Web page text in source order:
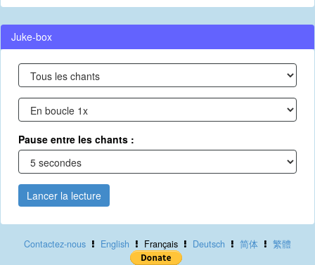
Juke-box
Pause entre les chants :
Lancer la lecture
Contactez-nous English Français Deutsch 简体 繁體